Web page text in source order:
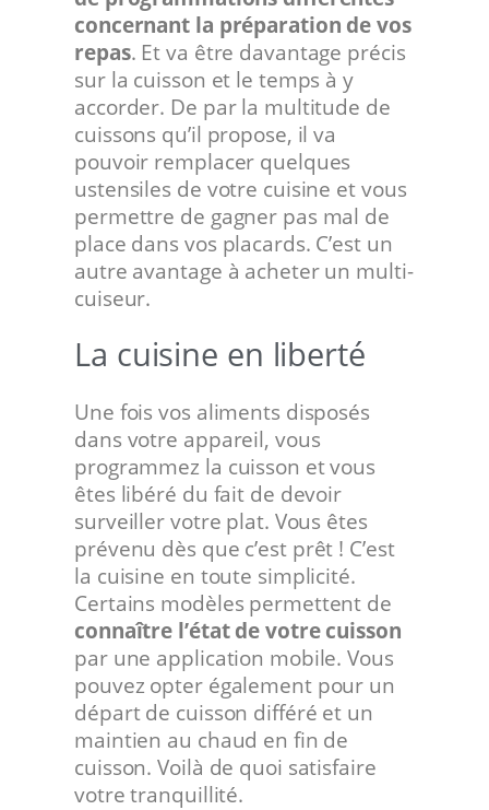
concernant la préparation de vos
repas. Et va être davantage précis
sur la cuisson et le temps à y
accorder. De par la multitude de
cuissons qu’il propose, il va
pouvoir remplacer quelques
ustensiles de votre cuisine et vous
permettre de gagner pas mal de
place dans vos placards. C’est un
autre avantage à acheter un multi-
cuiseur.
La cuisine en liberté
Une fois vos aliments disposés
dans votre appareil, vous
programmez la cuisson et vous
êtes libéré du fait de devoir
surveiller votre plat. Vous êtes
prévenu dès que c’est prêt ! C’est
la cuisine en toute simplicité.
Certains modèles permettent de
connaître l’état de votre cuisson
par une application mobile. Vous
pouvez opter également pour un
départ de cuisson différé et un
maintien au chaud en fin de
cuisson. Voilà de quoi satisfaire
votre tranquillité.